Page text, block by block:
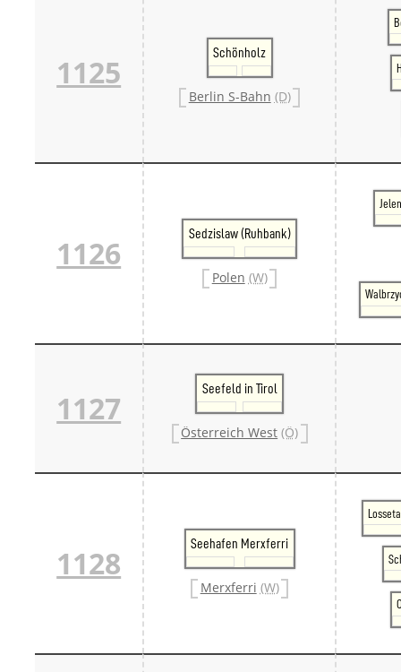
1125
Schönholz
Berlin S-Bahn (D)
1126
Sedzislaw (Ruhbank)
Polen (W)
1127
Seefeld in Tirol
Österreich West (Ö)
1128
Seehafen Merxferri
Merxferri (W)